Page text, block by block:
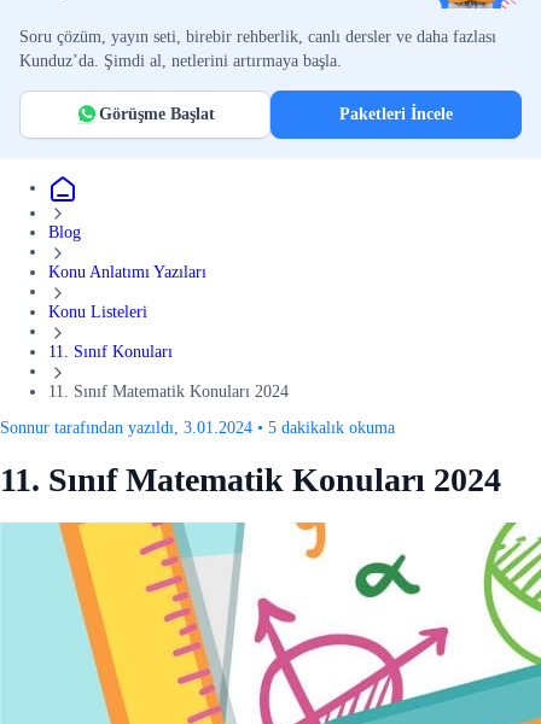
Soru çözüm, yayın seti, birebir rehberlik, canlı dersler ve daha fazlası
Kunduz’da. Şimdi al, netlerini artırmaya başla.
Görüşme Başlat Paketleri İncele
Blog
Konu Anlatımı Yazıları
Konu Listeleri
11. Sınıf Konuları
11. Sınıf Matematik Konuları 2024
Sonnur tarafından yazıldı, 3.01.2024 • 5 dakikalık okuma
11. Sınıf Matematik Konuları 2024